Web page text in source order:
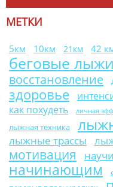
МЕТКИ
5км 10км 21км 42
беговые лыжи
восстановление
здоровье
как похудеть личная
лыжная техника
лыжные трассы
мотивация
начинающим